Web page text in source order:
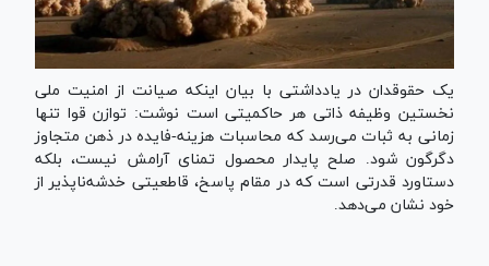
یک حقوقدان در یادداشتی با بیان اینکه صیانت از امنیت ملی
نخستین وظیفه ذاتی هر حاکمیتی است نوشت: توازن قوا تنها
زمانی به ثبات می‌رسد که محاسبات هزینه-فایده در ذهن متجاوز
دگرگون شود. صلح پایدار محصول تمنای آرامش نیست، بلکه
دستاورد قدرتی است که در مقام پاسخ، قاطعیتی خدشه‌ناپذیر از
خود نشان می‌دهد.